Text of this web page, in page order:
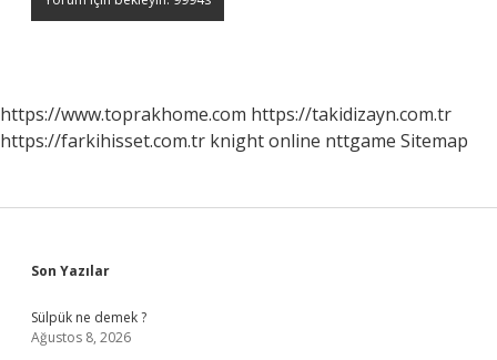
https://www.toprakhome.com https://takidizayn.com.tr
https://farkihisset.com.tr knight online nttgame Sitemap
Sidebar
Son Yazılar
Sülpük ne demek ?
Ağustos 8, 2026